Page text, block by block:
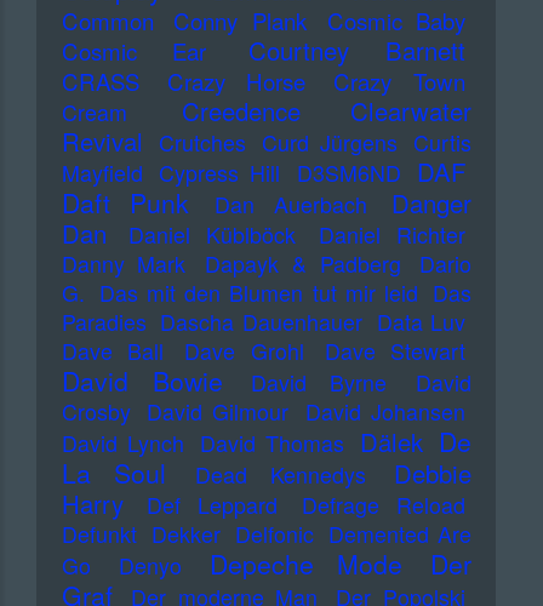
Common
Conny Plank
Cosmic Baby
Cosmic Ear
Courtney Barnett
CRASS Crazy Horse Crazy Town
Cream
Creedence Clearwater
Revival
Crutches Curd Jürgens Curtis
Mayfield Cypress Hill D3SM6ND DAF
Daft Punk Dan Auerbach
Danger
Dan
Daniel Küblböck
Daniel Richter
Danny Mark
Dapayk & Padberg
Dario
G. Das mit den Blumen tut mir leid Das
Paradies Dascha Dauenhauer Data Luv
Dave Ball
Dave Grohl Dave Stewart
David Bowie David Byrne
David
Crosby David Gilmour David Johansen
David Lynch David Thomas Dälek De
La Soul
Dead Kennedys
Debbie
Harry
Def Leppard
Defrage Reload
Defunkt Dekker Delfonic Demented Are
Go
Denyo Depeche Mode
Der
Graf
Der moderne Man
Der Popolski